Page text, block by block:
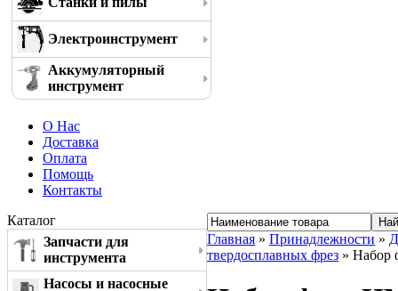
Электроинструмент
Аккумуляторный
инструмент
О Нас
Доставка
Оплата
Помощь
Контакты
Каталог
Запчасти для
инструмента
Насосы и насосные
Главная » Принадлежности »
твердосплавных фрез » Набор